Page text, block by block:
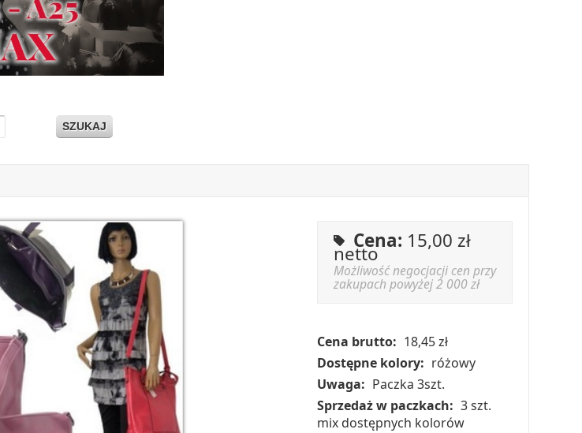
SZUKAJ
Cena: 15,00 zł
netto
Możliwość negocjacji cen przy
zakupach powyżej 2 000 zł
Cena brutto: 18,45 zł
Dostępne kolory: różowy
Uwaga: Paczka 3szt.
Sprzedaż w paczkach: 3 szt.
mix dostępnych kolorów